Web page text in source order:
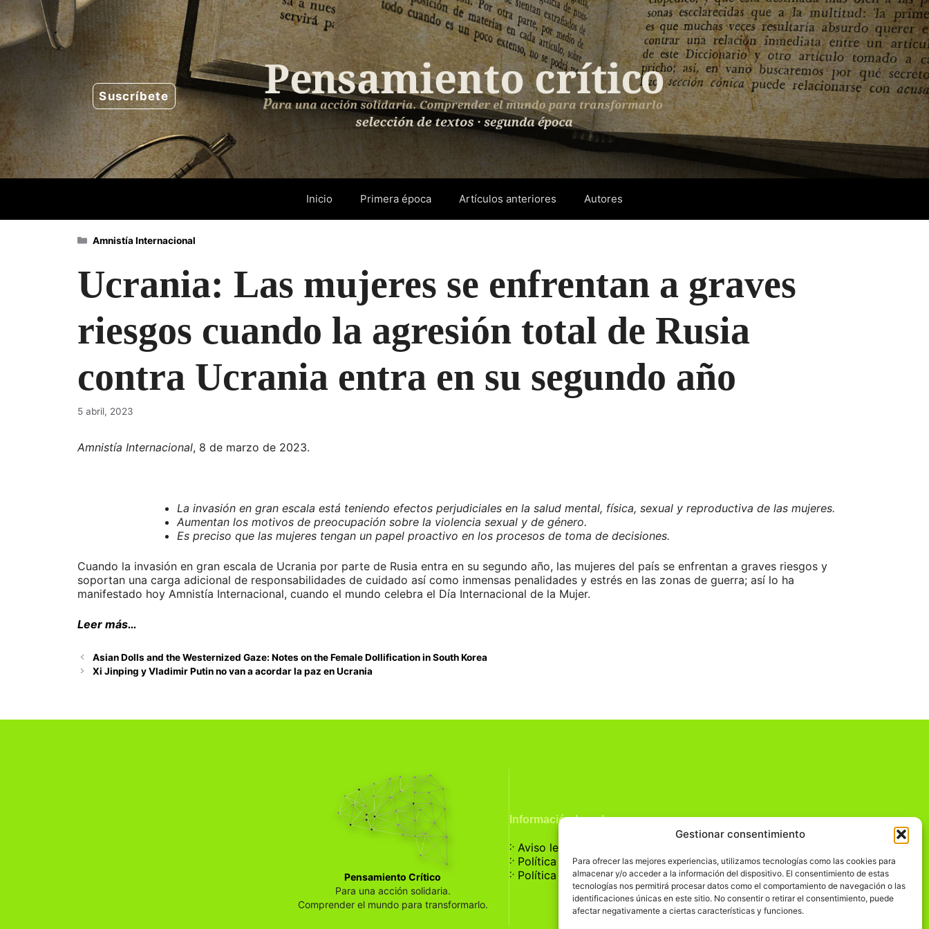
Gestionar consentimiento
Para ofrecer las mejores experiencias, utilizamos tecnologías como las cookies para
almacenar y/o acceder a la información del dispositivo. El consentimiento de estas
tecnologías nos permitirá procesar datos como el comportamiento de navegación o las
identificaciones únicas en este sitio. No consentir o retirar el consentimiento, puede
afectar negativamente a ciertas características y funciones.
Saltar
al
contenido
Suscríbete
Inicio Primera época Artículos anteriores Autores
Ucrania: Las mujeres se enfrentan a graves
riesgos cuando la agresión total de Rusia
contra Ucrania entra en su segundo año
5 abril, 2023
Amnistía Internacional, 8 de marzo de 2023.
La invasión en gran escala está teniendo efectos perjudiciales en la salud mental, física, sexual y reproductiva de las mujeres.
Aumentan los motivos de preocupación sobre la violencia sexual y de género.
Es preciso que las mujeres tengan un papel proactivo en los procesos de toma de decisiones.
Cuando la invasión en gran escala de Ucrania por parte de Rusia entra en su segundo año, las mujeres del país se enfrentan a graves riesgos y
soportan una carga adicional de responsabilidades de cuidado así como inmensas penalidades y estrés en las zonas de guerra; así lo ha
manifestado hoy Amnistía Internacional, cuando el mundo celebra el Día Internacional de la Mujer.
Leer más…
Categorías
Amnistía Internacional
Asian Dolls and the Westernized Gaze: Notes on the Female Dollification in South Korea
Xi Jinping y Vladimir Putin no van a acordar la paz en Ucrania
Pensamiento Crítico
Para una acción solidaria.
Comprender el mundo para transformarlo.
Información Legal
჻Aviso legal
჻Política de privacidad
჻Política de cookies